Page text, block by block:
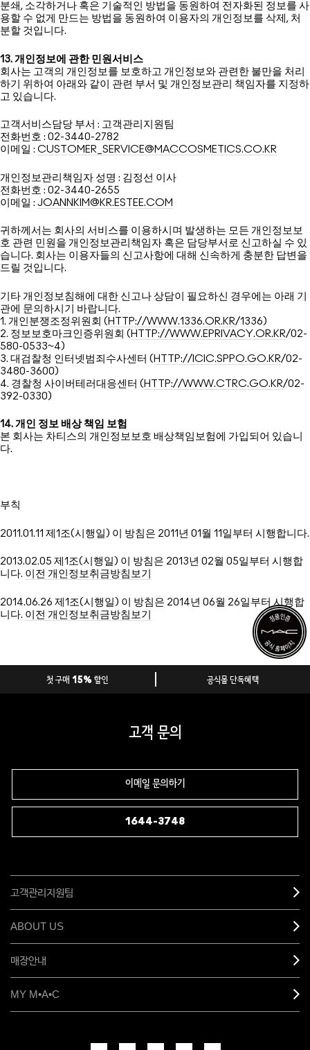
분쇄, 소각하거나 혹은 기술적인 방법을 동원하여 전자화된 정보를 사
용할 수 없게 만드는 방법을 동원하여 이용자의 개인정보를 삭제, 처
분할 것입니다.
13. 개인정보에 관한 민원서비스
회사는 고객의 개인정보를 보호하고 개인정보와 관련한 불만을 처리
하기 위하여 아래와 같이 관련 부서 및 개인정보관리 책임자를 지정하
고 있습니다.
고객서비스담당 부서 : 고객관리지원팀
전화번호 : 02-3440-2782
이메일 : CUSTOMER_SERVICE@MACCOSMETICS.CO.KR
개인정보관리책임자 성명 : 김정선 이사
전화번호 : 02-3440-2655
이메일 : JOANNKIM@KR.ESTEE.COM
귀하께서는 회사의 서비스를 이용하시며 발생하는 모든 개인정보보
호 관련 민원을 개인정보관리책임자 혹은 담당부서로 신고하실 수 있
습니다. 회사는 이용자들의 신고사항에 대해 신속하게 충분한 답변을
드릴 것입니다.
기타 개인정보침해에 대한 신고나 상담이 필요하신 경우에는 아래 기
관에 문의하시기 바랍니다.
1. 개인분쟁조정위원회 ( HTTP://WWW.1336.OR.KR/1336)
2. 정보보호마크인증위원회 ( HTTP://WWW.EPRIVACY.OR.KR/02-
580-0533~4)
3. 대검찰청 인터넷범죄수사센터 ( HTTP://ICIC.SPPO.GO.KR/02-
3480-3600)
4. 경찰청 사이버테러대응센터 ( HTTP://WWW.CTRC.GO.KR/02-
392-0330)
14. 개인 정보 배상 책임 보험
본 회사는 차티스의 개인정보보호 배상책임보험에 가입되어 있습니
다.
부칙
2011.01.11 제1조(시행일) 이 방침은 2011년 01월 11일부터 시행합니다.
2013.02.05 제1조(시행일) 이 방침은 2013년 02월 05일부터 시행합
니다. 이전 개인정보취금방침보기
2014.06.26 제1조(시행일) 이 방침은 2014년 06월 26일부터 시행합
니다. 이전 개인정보취금방침보기
첫 구매 15% 할인 공식몰 단독혜택
고객 문의
이메일 문의하기
1644-3748
고객관리지원팀
ABOUT US
매장안내
MY M•A•C